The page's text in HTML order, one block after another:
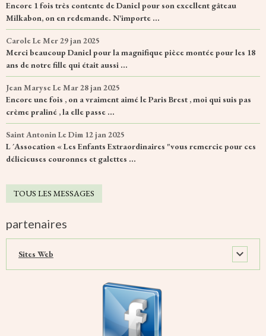
Encore 1 fois très contente de Daniel pour son excellent gâteau
Milkabon, on en redemande. N'importe ...
CaroleLe Mer 29 jan 2025
Merci beaucoup Daniel pour la magnifique pièce montée pour les 18
ans de notre fille qui était aussi ...
Jean MaryseLe Mar 28 jan 2025
Encore une fois , on a vraiment aimé le Paris Brest , moi qui suis pas
crème praliné , la elle passe ...
Saint Antonin Le Dim 12 jan 2025
L ´Assocation « Les Enfants Extraordinaires "vous remercie pour ces
délicieuses couronnes et galettes ...
TOUS LES MESSAGES
partenaires
Sites Web